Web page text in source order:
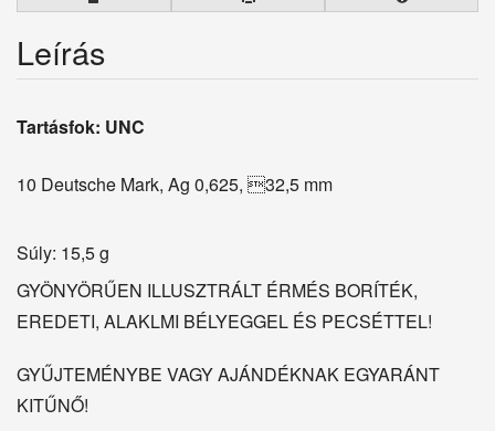
Leírás
Tartásfok: UNC
10 Deutsche Mark, Ag 0,625, 32,5 mm
Súly: 15,5 g
GYÖNYÖRŰEN ILLUSZTRÁLT ÉRMÉS BORÍTÉK,
EREDETI, ALAKLMI BÉLYEGGEL ÉS PECSÉTTEL!
GYŰJTEMÉNYBE VAGY AJÁNDÉKNAK EGYARÁNT
KITŰNŐ!